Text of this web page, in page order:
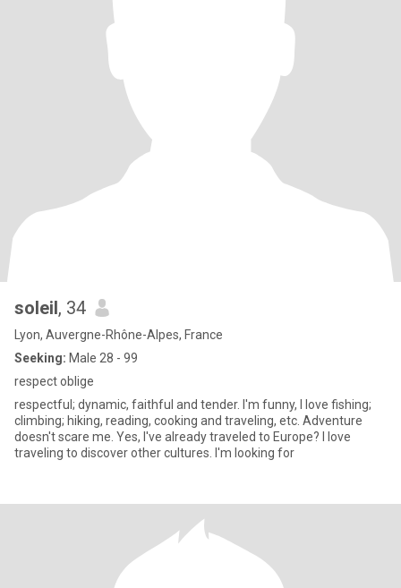
soleil, 34
Lyon, Auvergne-Rhône-Alpes, France
Seeking: Male 28 - 99
respect oblige
respectful; dynamic, faithful and tender. I'm funny, I love fishing;
climbing; hiking, reading, cooking and traveling, etc. Adventure
doesn't scare me. Yes, I've already traveled to Europe? I love
traveling to discover other cultures. I'm looking for